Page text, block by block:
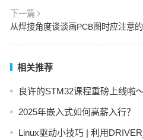
下一篇
从焊接角度谈谈画PCB图时应注意
相关推荐
良许的STM32课程重磅上线啦
2025年嵌入式如何高薪入行？
Linux驱动小技巧 | 利用